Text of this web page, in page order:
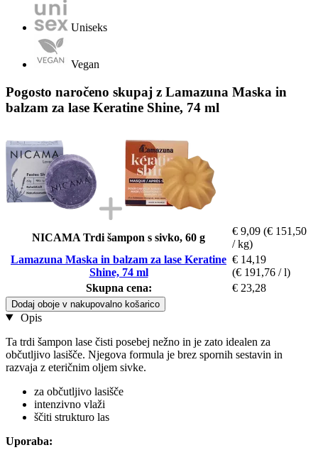
Uniseks
Vegan
Pogosto naročeno skupaj z Lamazuna Maska in
balzam za lase Keratine Shine, 74 ml
NICAMA Trdi šampon s sivko, 60 g
€ 9,09 (€ 151,50
/ kg)
Lamazuna Maska in balzam za lase Keratine
Shine, 74 ml
€ 14,19
(€ 191,76 / l)
Skupna cena:
€ 23,28
Dodaj oboje v nakupovalno košarico
Opis
Ta trdi šampon lase čisti posebej nežno in je zato idealen za
občutljivo lasišče. Njegova formula je brez spornih sestavin in
razvaja z eteričnim oljem sivke.
za občutljivo lasišče
intenzivno vlaži
ščiti strukturo las
Uporaba: